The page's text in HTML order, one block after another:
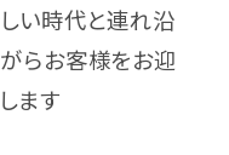
い時代と連れ沿
らお客様をお迎
ます